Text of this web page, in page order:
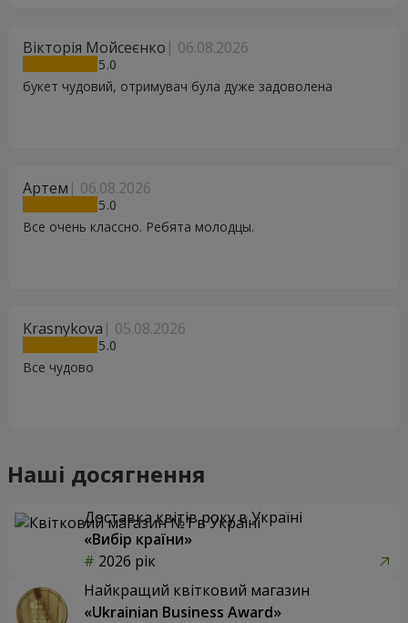
Вікторія Мойсеєнко 06.08.2026
5
букет чудовий, отримувач була дуже задоволена
Артем 06.08.2026
5
Все очень классно. Ребята молодцы.
Krasnykova 05.08.2026
5
Все чудово
Наші досягнення
Доставка квітів року в Україні
«Вибір країни»
2026 рік
Найкращий квітковий магазин
«Ukrainian Business Award»